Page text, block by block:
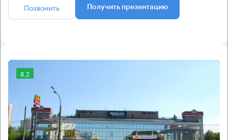
Позвонить Получить презентацию
8.2